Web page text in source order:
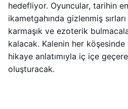
hedefliyor. Oyuncular, tarihin
ikametgahında gizlenmiş
karmaşık ve ezoterik
kalacak. Kalenin her
hikaye anlatımıyla iç içe
oluşturacak.